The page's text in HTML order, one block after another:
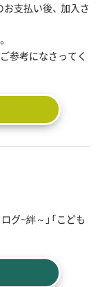
支払い後、 加入さ
参考になさってく
グ~絆～」「こども